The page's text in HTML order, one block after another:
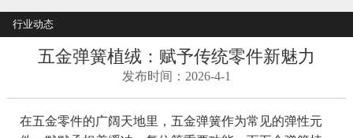
行业动态
五金弹簧植绒：赋予传统零件新魅力
发布时间：2026-4-1
在五金零件的广阔天地里，五金弹簧作为常见的弹性元